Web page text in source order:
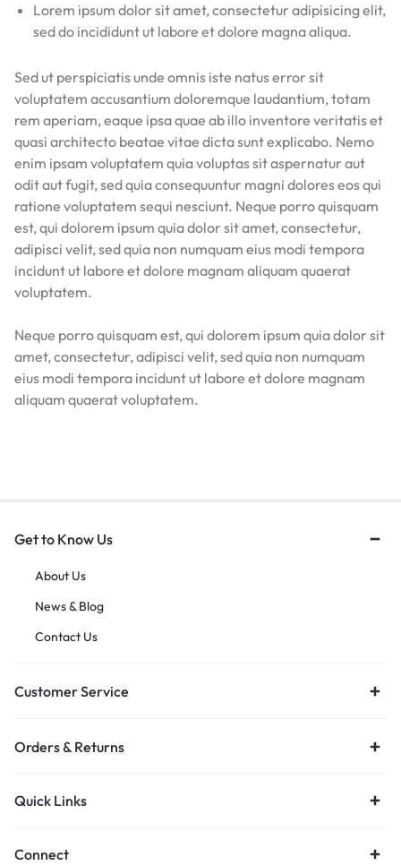
Lorem ipsum dolor sit amet, consectetur adipisicing elit,
sed do incididunt ut labore et dolore magna aliqua.
Sed ut perspiciatis unde omnis iste natus error sit
voluptatem accusantium doloremque laudantium, totam
rem aperiam, eaque ipsa quae ab illo inventore veritatis et
quasi architecto beatae vitae dicta sunt explicabo. Nemo
enim ipsam voluptatem quia voluptas sit aspernatur aut
odit aut fugit, sed quia consequuntur magni dolores eos qui
ratione voluptatem sequi nesciunt. Neque porro quisquam
est, qui dolorem ipsum quia dolor sit amet, consectetur,
adipisci velit, sed quia non numquam eius modi tempora
incidunt ut labore et dolore magnam aliquam quaerat
voluptatem.
Neque porro quisquam est, qui dolorem ipsum quia dolor sit
amet, consectetur, adipisci velit, sed quia non numquam
eius modi tempora incidunt ut labore et dolore magnam
aliquam quaerat voluptatem.
Get to Know Us
About Us
News & Blog
Contact Us
Customer Service
Orders & Returns
Quick Links
Connect